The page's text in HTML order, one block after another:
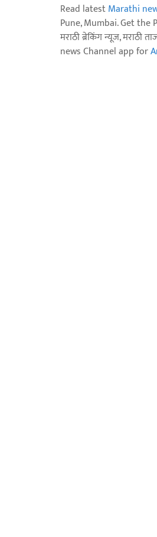
Read latestMarathi
Pune, Mumbai. Get the
मराठी ब्रेकिंग न्यूज,
news Channel app for